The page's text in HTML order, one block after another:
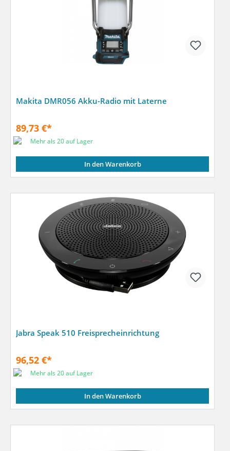
Makita DMR056 Akku-Radio mit Laterne
89,73 €*
Mehr als 20 auf Lager
In den Warenkorb
Jabra Speak 510 Freisprecheinrichtung
96,52 €*
Mehr als 20 auf Lager
In den Warenkorb